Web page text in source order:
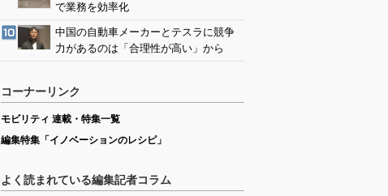
で業務を効率化
中国の自動車メーカーとテスラに競争
力があるのは「合理性が高い」から
コーナーリンク
モビリティ 連載・特集一覧
編集特集「イノベーションのレシピ」
よく読まれている編集記者コラム